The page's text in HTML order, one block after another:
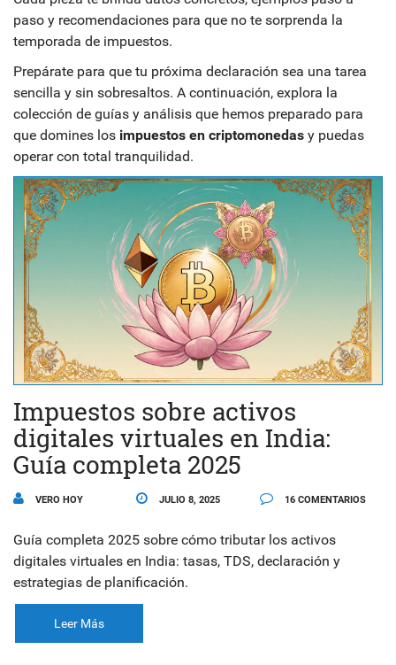
paso y recomendaciones para que no te sorprenda la
temporada de impuestos.
Prepárate para que tu próxima declaración sea una tarea
sencilla y sin sobresaltos. A continuación, explora la
colección de guías y análisis que hemos preparado para
que domines los impuestos en criptomonedas y puedas
operar con total tranquilidad.
Impuestos sobre activos
digitales virtuales en India:
Guía completa 2025
VERO HOY JULIO 8, 2025 16 COMENTARIOS
Guía completa 2025 sobre cómo tributar los activos
digitales virtuales en India: tasas, TDS, declaración y
estrategias de planificación.
Leer Más